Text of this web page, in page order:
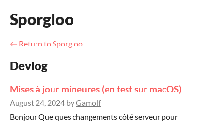
Sporgloo
← Return to Sporgloo
Devlog
Mises à jour mineures (en test sur macOS)
August 24, 2024 byGamolf
Bonjour Quelques changements côté serveur pour